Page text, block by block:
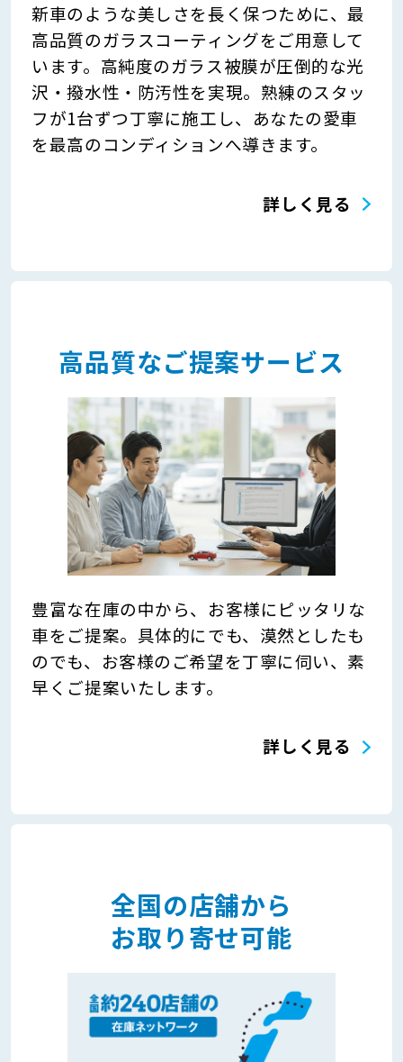
新車のような美しさを長く保つために、最
高品質のガラスコーティングをご用意して
います。高純度のガラス被膜が圧倒的な光
沢・撥水性・防汚性を実現。熟練のスタッ
フが1台ずつ丁寧に施工し、あなたの愛車
を最高のコンディションへ導きます。
詳しく見る
高品質なご提案サービス
豊富な在庫の中から、お客様にピッタリな
車をご提案。具体的にでも、漠然としたも
のでも、お客様のご希望を丁寧に伺い、素
早くご提案いたします。
詳しく見る
全国の店舗から
お取り寄せ可能